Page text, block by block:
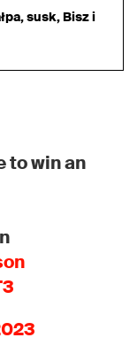
susk, Bisz i
to win an